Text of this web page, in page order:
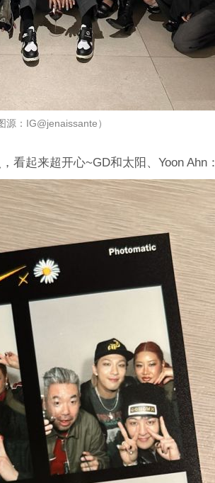
源：IG@jenaissante）
看起来超开心~GD和太阳、Yoon Ahn：